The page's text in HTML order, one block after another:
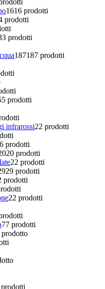
1616 prodotti
prodotti
3 prodotti
187187 prodotti
5 prodotti
infrarossi22 prodotti
6 prodotti
20 prodotti
22 prodotti
29 prodotti
prodotti
22 prodotti
77 prodotti
prodotto
prodotti